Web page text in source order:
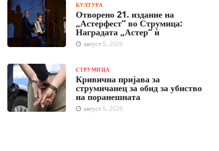
КУЛТУРА
Отворено 21. издание на
„Астерфест“ во Струмица:
Наградата „Астер“ ѝ
август 5, 2026
СТРУМИЦА
Кривична пријава за
струмичанец за обид за убиство
на поранешната
август 5, 2026